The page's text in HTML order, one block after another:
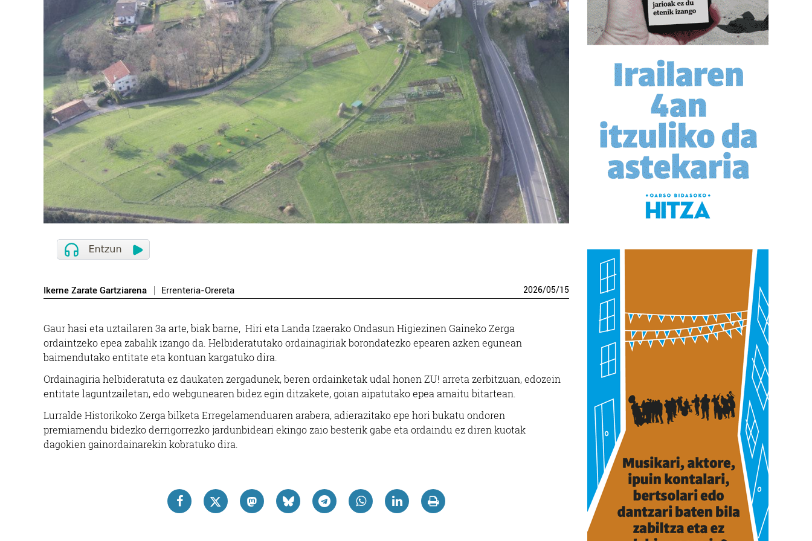
Ikerne Zarate Gartziarena Errenteria-Orereta 2026/05/15
Gaur hasi eta uztailaren 3a arte, biak barne, Hiri eta Landa Izaerako Ondasun Higiezinen Gaineko Zerga
ordaintzeko epea zabalik izango da. Helbideratutako ordainagiriak borondatezko epearen azken egunean
baimendutako entitate eta kontuan kargatuko dira.
Ordainagiria helbideratuta ez daukaten zergadunek, beren ordainketak udal honen ZU! arreta zerbitzuan, edozein
entitate laguntzailetan, edo webgunearen bidez egin ditzakete, goian aipatutako epea amaitu bitartean.
Lurralde Historikoko Zerga bilketa Erregelamenduaren arabera, adierazitako epe hori bukatu ondoren
premiamendu bidezko derrigorrezko jardunbideari ekingo zaio besterik gabe eta ordaindu ez diren kuotak
dagokien gainordainarekin kobratuko dira.